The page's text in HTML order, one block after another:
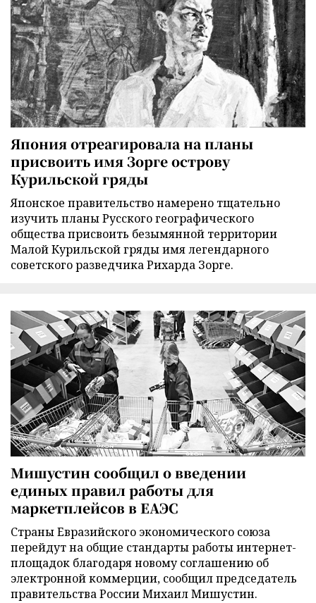
Япония отреагировала на планы
присвоить имя Зорге острову
Курильской гряды
Японское правительство намерено тщательно
изучить планы Русского географического
общества присвоить безымянной территории
Малой Курильской гряды имя легендарного
советского разведчика Рихарда Зорге.
Мишустин сообщил о введении
единых правил работы для
маркетплейсов в ЕАЭС
Страны Евразийского экономического союза
перейдут на общие стандарты работы интернет-
площадок благодаря новому соглашению об
электронной коммерции, сообщил председатель
правительства России Михаил Мишустин.